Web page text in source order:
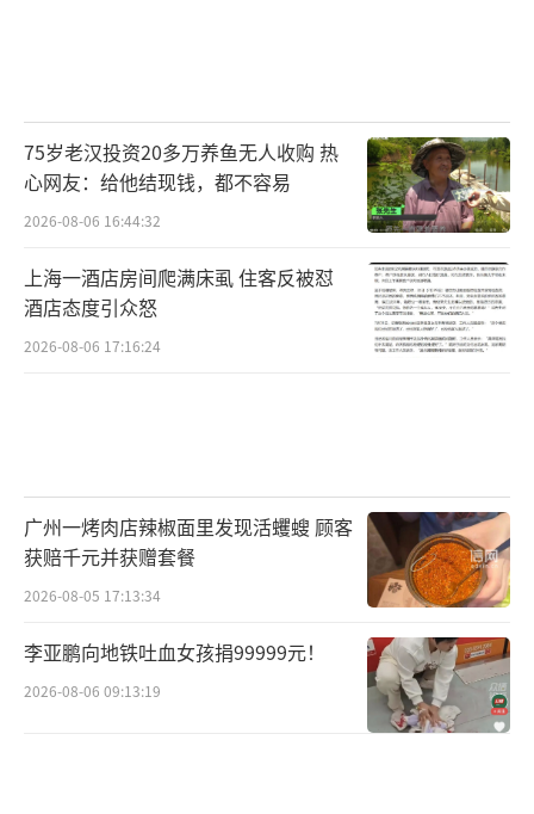
75岁老汉投资20多万养鱼无人收购 热
心网友：给他结现钱，都不容易
2026-08-06 16:44:32
上海一酒店房间爬满床虱 住客反被怼
酒店态度引众怒
2026-08-06 17:16:24
广州一烤肉店辣椒面里发现活蠼螋 顾客
获赔千元并获赠套餐
2026-08-05 17:13:34
李亚鹏向地铁吐血女孩捐99999元！
2026-08-06 09:13:19